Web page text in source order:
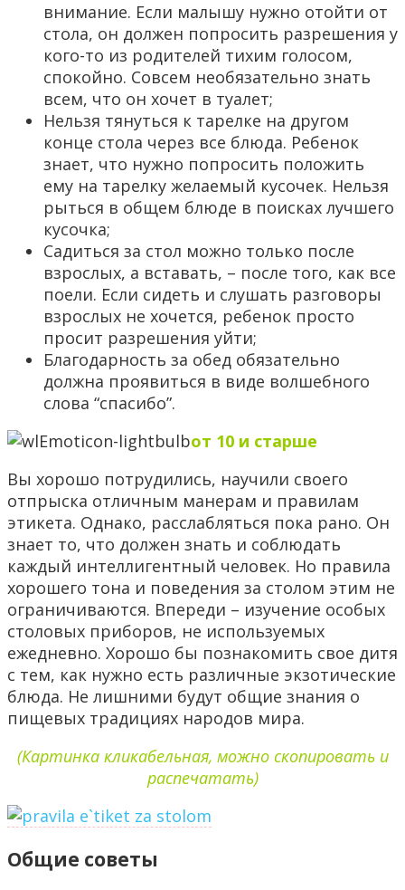
внимание. Если малышу нужно отойти от
стола, он должен попросить разрешения у
кого-то из родителей тихим голосом,
спокойно. Совсем необязательно знать
всем, что он хочет в туалет;
Нельзя тянуться к тарелке на другом
конце стола через все блюда. Ребенок
знает, что нужно попросить положить
ему на тарелку желаемый кусочек. Нельзя
рыться в общем блюде в поисках лучшего
кусочка;
Садиться за стол можно только после
взрослых, а вставать, – после того, как все
поели. Если сидеть и слушать разговоры
взрослых не хочется, ребенок просто
просит разрешения уйти;
Благодарность за обед обязательно
должна проявиться в виде волшебного
слова “спасибо”.
от 10 и старше
Вы хорошо потрудились, научили своего
отпрыска отличным манерам и правилам
этикета. Однако, расслабляться пока рано. Он
знает то, что должен знать и соблюдать
каждый интеллигентный человек. Но правила
хорошего тона и поведения за столом этим не
ограничиваются. Впереди – изучение особых
столовых приборов, не используемых
ежедневно. Хорошо бы познакомить свое дитя
с тем, как нужно есть различные экзотические
блюда. Не лишними будут общие знания о
пищевых традициях народов мира.
(Картинка кликабельная, можно скопировать и
распечатать)
Общие советы